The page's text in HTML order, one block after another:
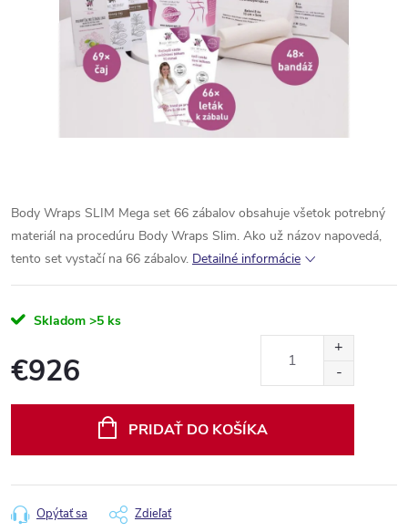
Body Wraps SLIM Mega set 66 zábalov obsahuje všetok potrebný
materiál na procedúru Body Wraps Slim. Ako už názov napovedá,
tento set vystačí na 66 zábalov. Detailné informácie
Skladom >5 ks
€926
PRIDAŤ DO KOŠÍKA
Opýtať sa Zdieľať